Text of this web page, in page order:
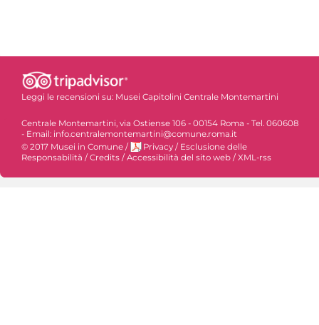
Leggi le recensioni su: Musei Capitolini Centrale Montemartini
Centrale Montemartini, via Ostiense 106 - 00154 Roma - Tel. 060608
- Email: info.centralemontemartini@comune.roma.it
© 2017 Musei in Comune / Privacy / Esclusione delle
Responsabilità /Credits /Accessibilità del sito web /XML-rss